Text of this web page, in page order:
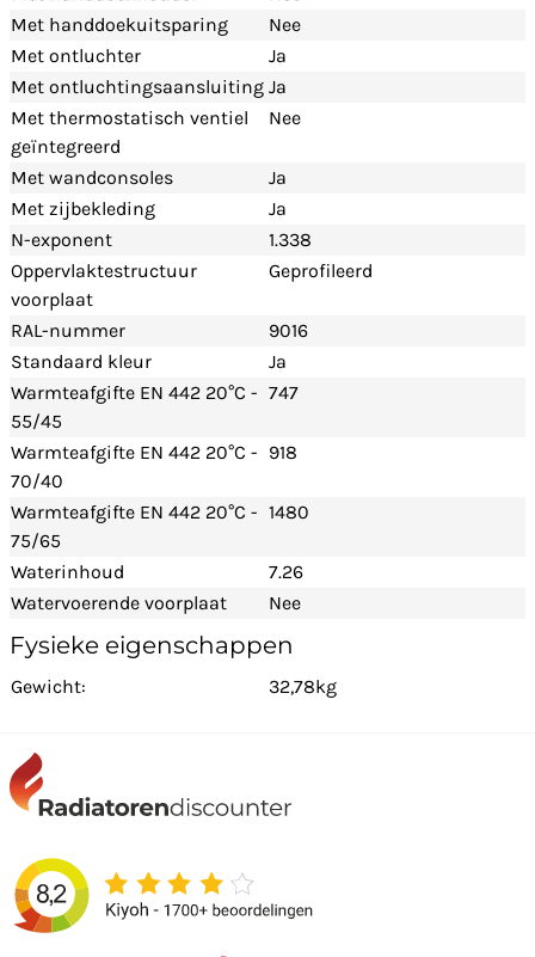
Met handdoekuitsparing
Nee
Met ontluchter
Ja
Met ontluchtingsaansluiting Ja
Met thermostatisch ventiel
geïntegreerd
Nee
Met wandconsoles
Ja
Met zijbekleding
Ja
N-exponent
1.338
Oppervlaktestructuur
voorplaat
Geprofileerd
RAL-nummer
9016
Standaard kleur
Ja
Warmteafgifte EN 442 20°C -
55/45
747
Warmteafgifte EN 442 20°C -
70/40
918
Warmteafgifte EN 442 20°C -
75/65
1480
Waterinhoud
7.26
Watervoerende voorplaat
Nee
Fysieke eigenschappen
Gewicht: 32,78kg